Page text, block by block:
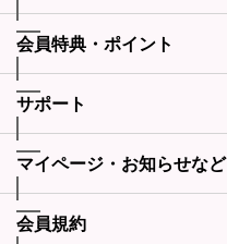
会員特典・ポイント
サポート
マイページ・お知らせなど
会員規約